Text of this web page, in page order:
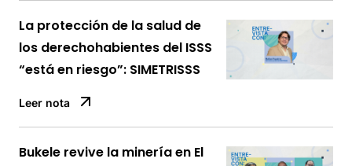
La protección de la salud de
los derechohabientes del ISSS
“está en riesgo”: SIMETRISSS
Leer nota
Bukele revive la minería en El